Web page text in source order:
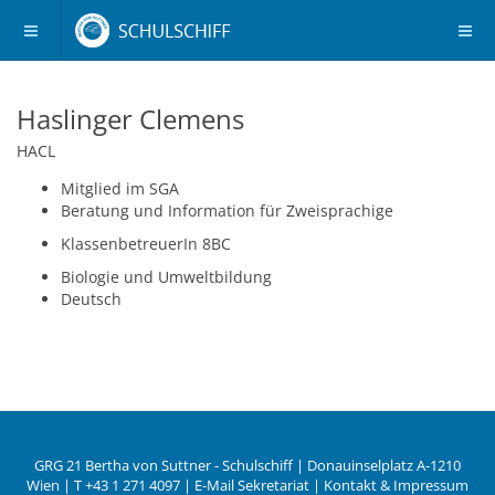
Haslinger Clemens
HACL
Mitglied im SGA
Beratung und Information für Zweisprachige
8BC
Biologie und Umweltbildung
Deutsch
GRG 21 Bertha von Suttner - Schulschiff | Donauinselplatz A-1210
Wien | T+43 1 271 4097 | E-Mail Sekretariat | Kontakt & Impressum